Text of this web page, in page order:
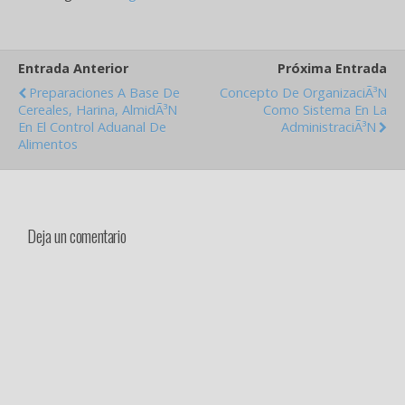
Entrada Anterior
Preparaciones A Base De
Cereales, Harina, AlmidÃ³n
En El Control Aduanal De
Alimentos
Próxima Entrada
Concepto De OrganizaciÃ³n
Como Sistema En La
AdministraciÃ³n
Deja un comentario